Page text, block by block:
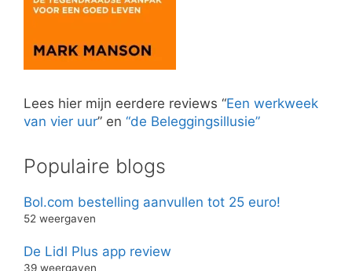
Lees hier mijn eerdere reviews “Een werkweek
van vier uur” en “de Beleggingsillusie”
Populaire blogs
Bol.com bestelling aanvullen tot 25 euro!
52 weergaven
De Lidl Plus app review
39 weergaven